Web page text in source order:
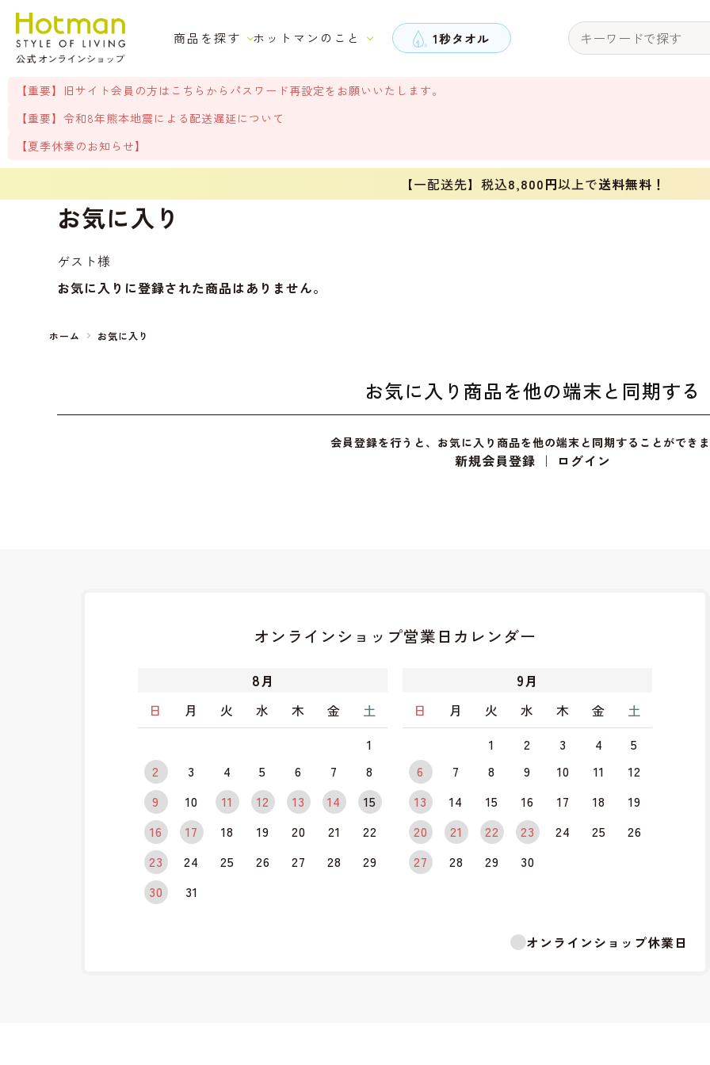
商品を探す ホットマンのこと 1秒タオル
【重要】旧サイト会員の方はこちらからパスワード再設定をお願いいたします。
【重要】令和8年熊本地震による配送遅延について
【夏季休業のお知らせ】
【一配送先】税込8,800円以上で送料無料！
お気に入り
ゲスト様
お気に入りに登録された商品はありません。
ホーム お気に入り
お気に入り商品を他の端末と同期する
会員登録を行うと、お気に入り商品を他の端末と同期することができ
新規会員登録 ｜ ログイン
オンラインショップ営業日カレンダー
8月
日
月 火 水 木 金
土
1
2
3 4 5 6 7
8
9
10 11 12 13 14
15
16
17 18 19 20 21
22
23
24 25 26 27 28
29
30
31
9月
日
月 火 水 木 金
土
1
2 3 4
5
6
7 8 9 10 11
12
13
14 15 16 17 18
19
20
21 22 23 24 25
26
27
28 29 30
オンラインショップ休業日